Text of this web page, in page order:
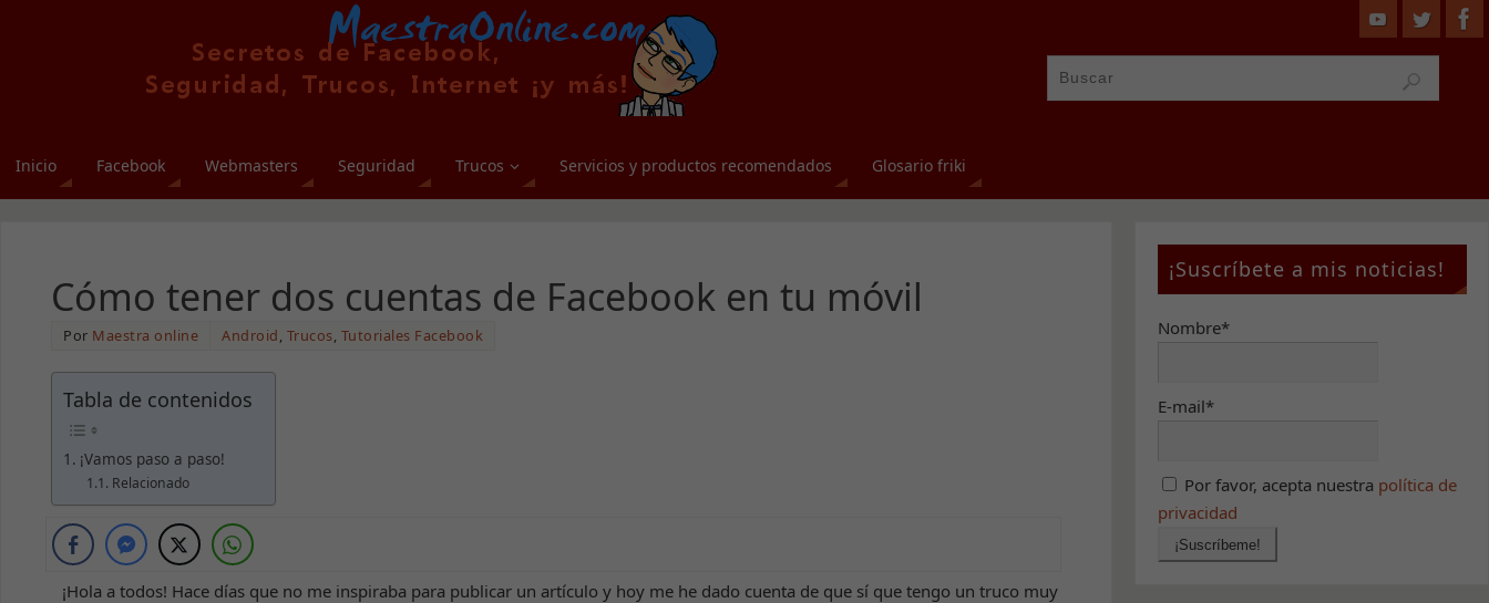
Inicio Facebook Webmasters Seguridad Trucos Servicios y productos recomendados Glosario friki
Cómo tener dos cuentas de Facebook en tu móvil
Por Maestra online Android, Trucos, Tutoriales Facebook
Tabla de contenidos
¡Vamos paso a paso!
Relacionado
¡Hola a todos! Hace días que no me inspiraba para publicar un artículo y hoy me he dado cuenta de que sí que tengo un truco muy
¡Suscríbete a mis noticias!
Nombre*
E-mail*
Por favor, acepta nuestra política de
privacidad